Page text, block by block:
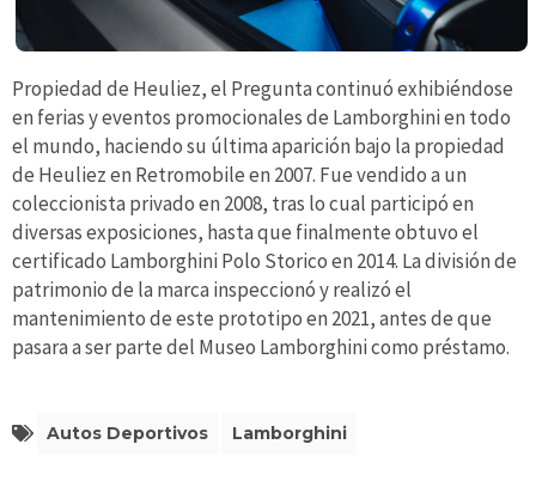
Propiedad de Heuliez, el Pregunta continuó exhibiéndose
en ferias y eventos promocionales de Lamborghini en todo
el mundo, haciendo su última aparición bajo la propiedad
de Heuliez en Retromobile en 2007. Fue vendido a un
coleccionista privado en 2008, tras lo cual participó en
diversas exposiciones, hasta que finalmente obtuvo el
certificado Lamborghini Polo Storico en 2014. La división de
patrimonio de la marca inspeccionó y realizó el
mantenimiento de este prototipo en 2021, antes de que
pasara a ser parte del Museo Lamborghini como préstamo.
Autos Deportivos Lamborghini